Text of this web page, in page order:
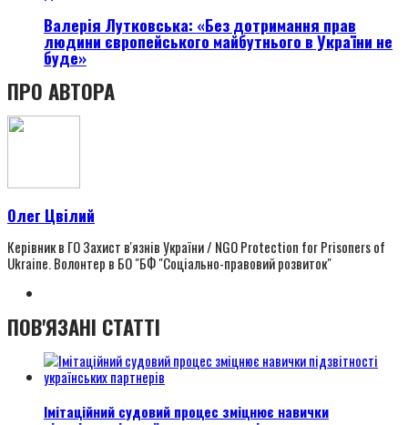
Валерія Лутковська: «Без дотримання прав
людини європейського майбутнього в України не
буде»
ПРО АВТОРА
Олег Цвілий
Керівник в ГО Захист в'язнів України / NGO Protection for Prisoners of
Ukraine. Волонтер в БО "БФ "Соціально-правовий розвиток"
ПОВ'ЯЗАНІ СТАТТІ
Імітаційний судовий процес зміцнює навички